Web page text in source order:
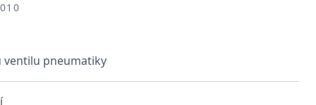
ventilu pneumatiky